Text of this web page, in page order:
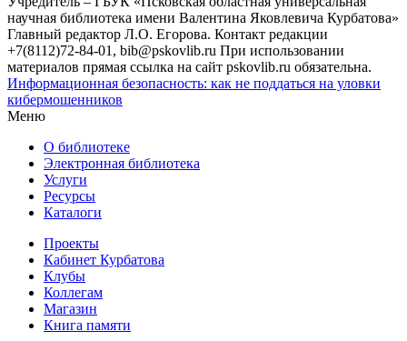
научная библиотека имени Валентина Яковлевича Курбатова»
Главный редактор Л.О. Егорова. Контакт редакции
+7(8112)72-84-01, bib@pskovlib.ru При использовании
материалов прямая ссылка на сайт pskovlib.ru обязательна.
Информационная безопасность: как не поддаться на уловки
кибермошенников
Меню
О библиотеке
Электронная библиотека
Услуги
Ресурсы
Каталоги
Проекты
Кабинет Курбатова
Клубы
Коллегам
Магазин
Книга памяти